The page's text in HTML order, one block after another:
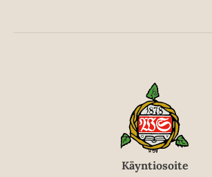
Käyntiosoite